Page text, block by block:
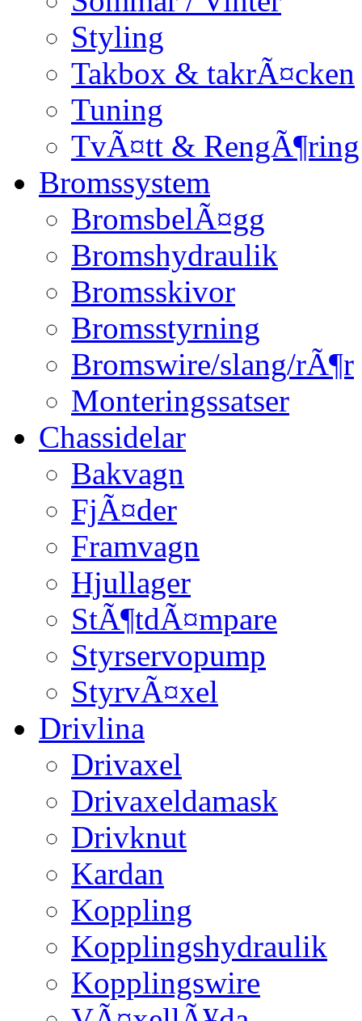
Styling
Takbox & takrÃ¤cken
Tuning
TvÃ¤tt & RengÃ¶ring
Bromssystem
BromsbelÃ¤gg
Bromshydraulik
Bromsskivor
Bromsstyrning
Bromswire/slang/rÃ¶r
Monteringssatser
Chassidelar
Bakvagn
FjÃ¤der
Framvagn
Hjullager
StÃ¶tdÃ¤mpare
Styrservopump
StyrvÃ¤xel
Drivlina
Drivaxel
Drivaxeldamask
Drivknut
Kardan
Koppling
Kopplingshydraulik
Kopplingswire